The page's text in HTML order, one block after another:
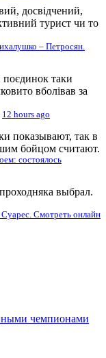
досвідчений,
турист чи то
– Петросян.
таки
вболівав за
12 hours ago
показывают, так в
бойцом считают.
состоялось
выбрал.
Смотреть онлайн
чемпионами